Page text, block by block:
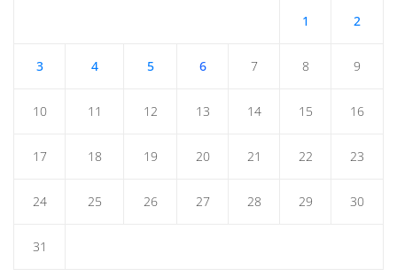
1 2
3 4 5 6 7 8 9
10 11 12 13 14 15 16
17 18 19 20 21 22 23
24 25 26 27 28 29 30
31